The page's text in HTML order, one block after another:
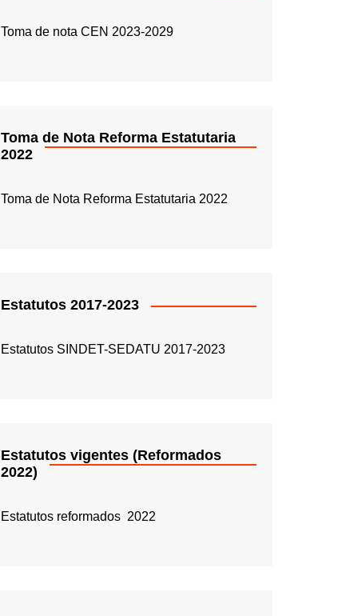
Toma de nota CEN 2023-2029
Toma de Nota Reforma Estatutaria
2022
Toma de Nota Reforma Estatutaria 2022
Estatutos 2017-2023
Estatutos SINDET-SEDATU 2017-2023
Estatutos vigentes (Reformados
2022)
Estatutos reformados 2022